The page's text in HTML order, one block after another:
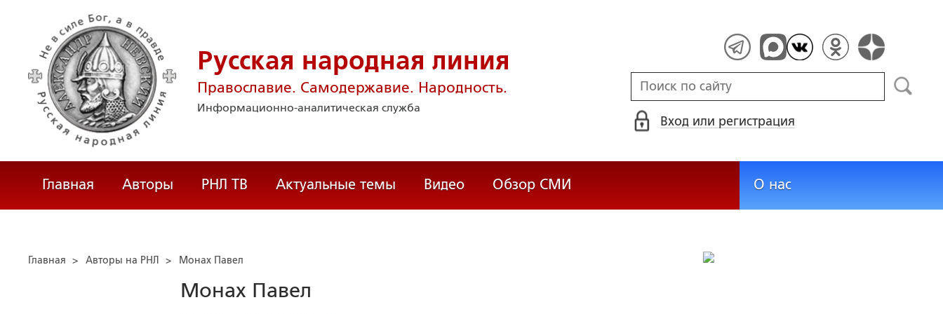
Русская народная линия
Православие. Самодержавие. Народность.
Информационно-аналитическая служба
Вход или регистрация
Главная Авторы РНЛ ТВ Актуальные темы Видео Обзор СМИ О нас
Главная > Авторы на РНЛ > Монах Павел
Монах Павел